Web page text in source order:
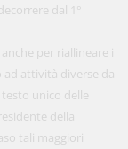
dal 1°
per riallineare i
attività diverse da
unico delle
della
tali maggiori